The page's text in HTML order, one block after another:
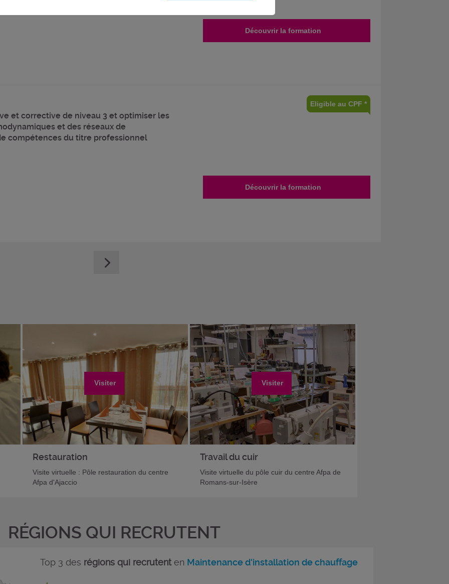
Découvrir la formation
et corrective de niveau 3 et optimiser les
et des réseaux de
compétences du titre professionnel
Eligible au CPF *
Découvrir la formation
Visiter
Restauration
Visite virtuelle : Pôle restauration du centre
Afpa d'Ajaccio
Visiter
Travail du cuir
Visite virtuelle du pôle cuir du centre Afpa de
Romans-sur-Isère
RÉGIONS QUI RECRUTENT
Top 3 des régions qui recrutenten Maintenance d'installation de chauffage